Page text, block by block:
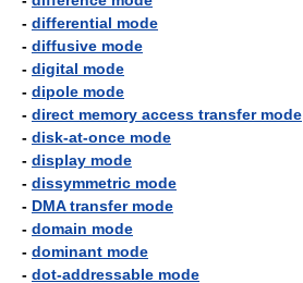
- differential mode
- diffusive mode
- digital mode
- dipole mode
- direct memory access transfer mode
- disk-at-once mode
- display mode
- dissymmetric mode
- DMA transfer mode
- domain mode
- dominant mode
- dot-addressable mode